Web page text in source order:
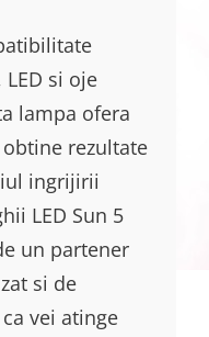
si oje
lampa ofera
rezultate
ingrijirii
LED Sun 5
un partener
si de
vei atinge